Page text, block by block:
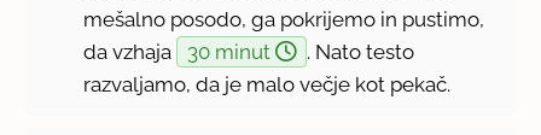
mešalno posodo, ga pokrijemo in pustimo,
da vzhaja
30 minut
. Nato testo
razvaljamo, da je malo večje kot pekač.